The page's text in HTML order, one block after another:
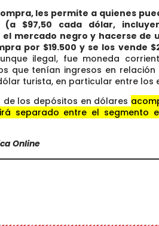
les permite a quienes
$97,50 cada dólar,
mercado negro y hacerse de
por $19.500 y se los vende
ilegal, fue moneda
que tenían ingresos en
turista, en particular entre los
de los depósitos en dólares
separado entre el segmento
Online